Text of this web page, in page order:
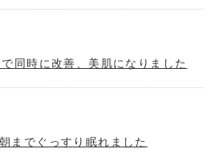
同時に改善、美肌になりました
までぐっすり眠れました